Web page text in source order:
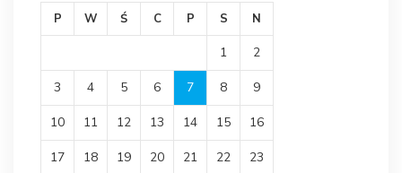
P W Ś C P S N
1 2
3 4 5 6 7 8 9
10 11 12 13 14 15 16
17 18 19 20 21 22 23